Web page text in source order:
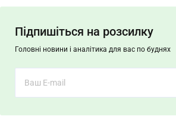
Підпишіться на розсилку
Головні новини і аналітика для вас по буднях